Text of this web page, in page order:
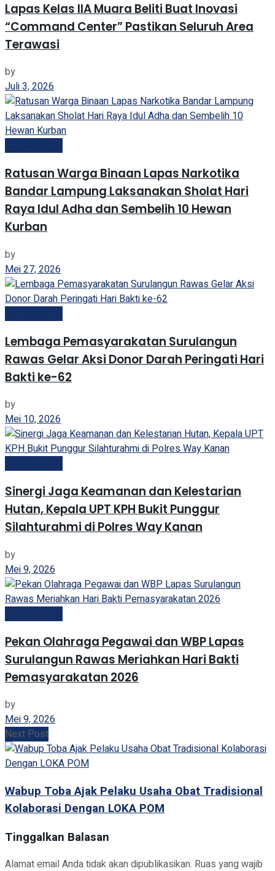
Lapas Kelas IIA Muara Beliti Buat Inovasi
“Command Center” Pastikan Seluruh Area
Terawasi
by
Juli 3, 2026
Ratusan Warga Binaan Lapas Narkotika
Bandar Lampung Laksanakan Sholat Hari
Raya Idul Adha dan Sembelih 10 Hewan
Kurban
by
Mei 27, 2026
Lembaga Pemasyarakatan Surulangun
Rawas Gelar Aksi Donor Darah Peringati Hari
Bakti ke-62
by
Mei 10, 2026
Sinergi Jaga Keamanan dan Kelestarian
Hutan, Kepala UPT KPH Bukit Punggur
Silahturahmi di Polres Way Kanan
by
Mei 9, 2026
Pekan Olahraga Pegawai dan WBP Lapas
Surulangun Rawas Meriahkan Hari Bakti
Pemasyarakatan 2026
by
Mei 9, 2026
Next Post
Wabup Toba Ajak Pelaku Usaha Obat Tradisional
Kolaborasi Dengan LOKA POM
Tinggalkan Balasan
Alamat email Anda tidak akan dipublikasikan. Ruas yang wajib